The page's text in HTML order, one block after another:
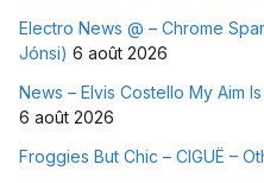
Electro News @ – Chrome
Jónsi) 6 août 2026
News – Elvis Costello My Aim
6 août 2026
Froggies But Chic – CIGUË –